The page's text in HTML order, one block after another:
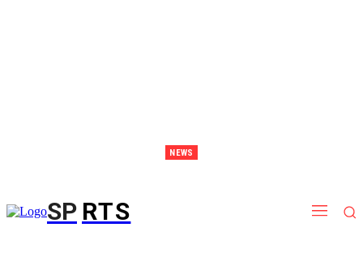
NEWS
SP RTS